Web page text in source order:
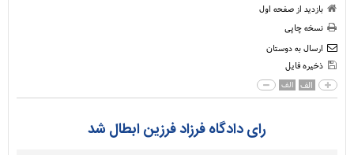
بازدید از صفحه اول
نسخه چاپی
ارسال به دوستان
ذخیره فایل
الف الف
رای دادگاه فرزاد فرزین ابطال شد